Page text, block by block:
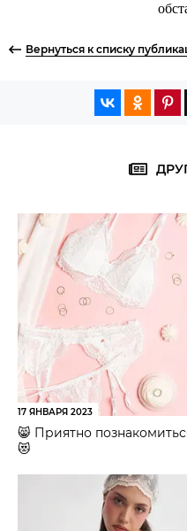
Вернуться к списку
17 ЯНВАРЯ 2023
😸 Приятно
😻